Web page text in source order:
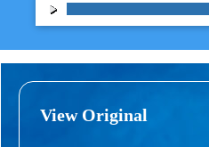
View Original